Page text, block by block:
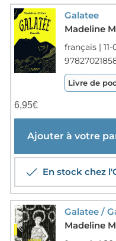
Galatee
Madeline
français |
Livre de
6,95€
Ajouter à votre
En stock chez
Galatee /
Madeline